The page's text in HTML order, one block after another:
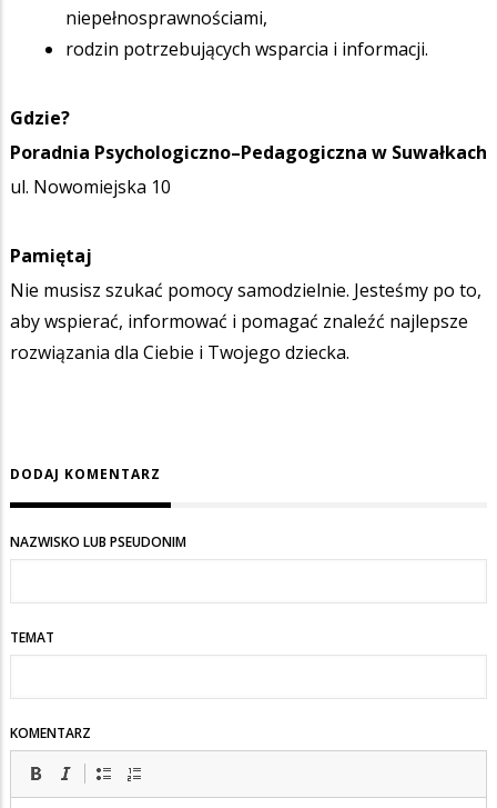
niepełnosprawnościami,
rodzin potrzebujących wsparcia i informacji.
Gdzie?
Poradnia Psychologiczno–Pedagogiczna w Suwałkach
ul. Nowomiejska 10
Pamiętaj
Nie musisz szukać pomocy samodzielnie. Jesteśmy po to,
aby wspierać, informować i pomagać znaleźć najlepsze
rozwiązania dla Ciebie i Twojego dziecka.
DODAJ KOMENTARZ
NAZWISKO LUB PSEUDONIM
TEMAT
KOMENTARZ